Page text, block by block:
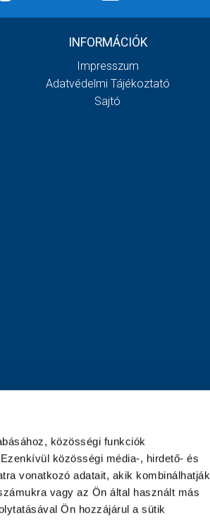
közösségi funkciók
közösségi média-, hirdető- és
vonatkozó adatait, akik kombinálhatják
vagy az Ön által használt más
Ön hozzájárul a sütik
INFORMÁCIÓK
Impresszum
Adatvédelmi Tájékoztató
Sajtó